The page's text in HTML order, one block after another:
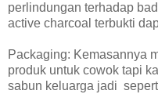
perlindungan terhadap
active charcoal terbukti
Packaging: Kemasannya
produk untuk cowok tapi
sabun keluarga jadi